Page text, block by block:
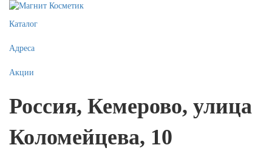
Каталог
Адреса
Акции
Россия, Кемерово, улица
Коломейцева, 10